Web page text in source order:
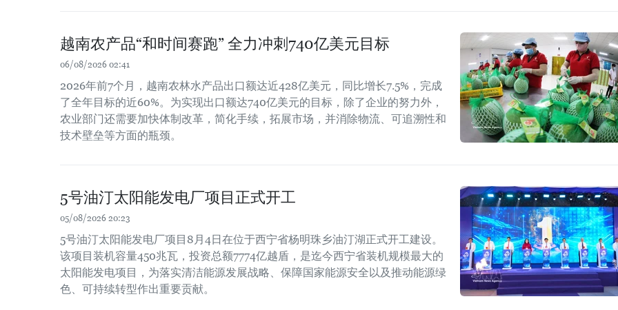
越南农产品“和时间赛跑” 全力冲刺740亿美元目标
06/08/2026 02:41
2026年前7个月，越南农林水产品出口额达近428亿美元，同比增长7.5%，完成
了全年目标的近60%。为实现出口额达740亿美元的目标，除了企业的努力外，
农业部门还需要加快体制改革，简化手续，拓展市场，并消除物流、可追溯性和
技术壁垒等方面的瓶颈。
5号油汀太阳能发电厂项目正式开工
05/08/2026 20:23
5号油汀太阳能发电厂项目8月4日在位于西宁省杨明珠乡油汀湖正式开工建设。
该项目装机容量450兆瓦，投资总额7774亿越盾，是迄今西宁省装机规模最大的
太阳能发电项目，为落实清洁能源发展战略、保障国家能源安全以及推动能源绿
色、可持续转型作出重要贡献。